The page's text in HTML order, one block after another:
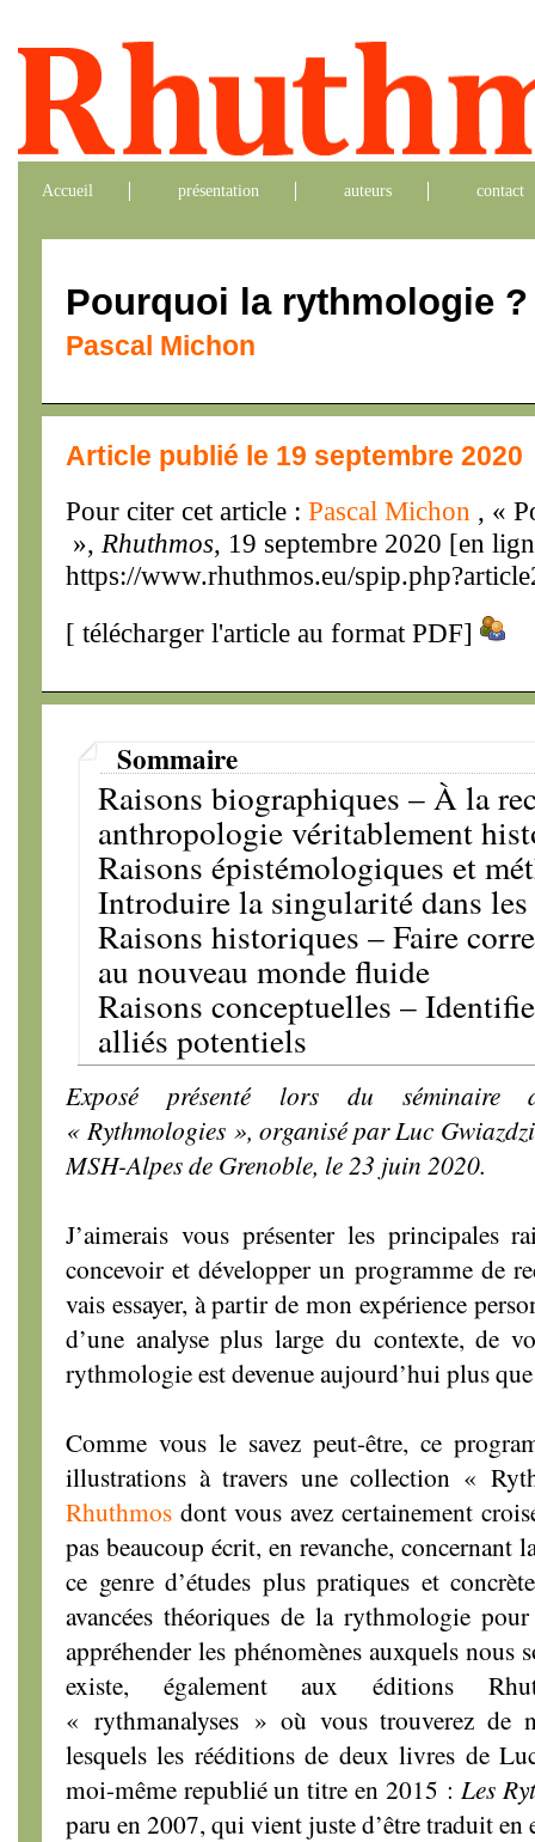
Accueil présentation auteurs contact
Pourquoi la rythmologie ?
Pascal Michon
Article publié le 19 septembre 2020
Pour citer cet article : Pascal Michon , «
», Rhuthmos, 19 septembre 2020 [en
https://www.rhuthmos.eu/
[ télécharger l'article au format PDF]
Sommaire
Raisons biographiques – À la
anthropologie véritablement
Raisons épistémologiques et
Introduire la singularité dans
Raisons historiques – Faire
au nouveau monde fluide
Raisons conceptuelles –
alliés potentiels
Exposé présenté lors du séminaire
« Rythmologies », organisé par Luc
MSH-Alpes de Grenoble, le 23 juin 2020.
J’aimerais vous présenter les principales
concevoir et développer un programme de
vais essayer, à partir de mon expérience
d’une analyse plus large du contexte, de
rythmologie est devenue aujourd’hui plus que
Comme vous le savez peut-être, ce
illustrations à travers une collection «
Rhuthmos dont vous avez certainement
pas beaucoup écrit, en revanche, concernant
ce genre d’études plus pratiques et
avancées théoriques de la rythmologie
appréhender les phénomènes auxquels
existe, également aux éditions
« rythmanalyses » où vous trouverez de
lesquels les rééditions de deux livres de
moi-même republié un titre en 2015 : Les
paru en 2007, qui vient juste d’être traduit en